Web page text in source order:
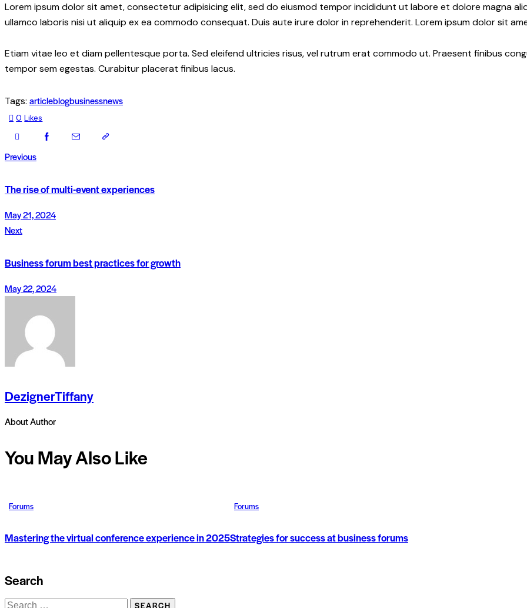
Lorem ipsum dolor sit amet, consectetur adipisicing elit, sed do eiusmod tempor incididunt ut labore et dolore magna
ullamco laboris nisi ut aliquip ex ea commodo consequat. Duis aute irure dolor in reprehenderit. Lorem ipsum dolor sit
Etiam vitae leo et diam pellentesque porta. Sed eleifend ultricies risus, vel rutrum erat commodo ut. Praesent finibus
tempor sem egestas. Curabitur placerat finibus lacus.
Tags: articleblogbusinessnews
0 Likes
Previous
The rise of multi-event experiences
May 21, 2024
Next
Business forum best practices for growth
May 22, 2024
DezignerTiffany
About Author
You May Also Like
Forums
Mastering the virtual conference experience in 2025
Forums
Strategies for success at business forums
Search